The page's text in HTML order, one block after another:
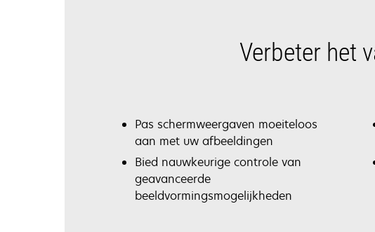
Verbeter het
Pas schermweergaven moeiteloos
aan met uw afbeeldingen
Bied nauwkeurige controle van
geavanceerde
beeldvormingsmogelijkheden